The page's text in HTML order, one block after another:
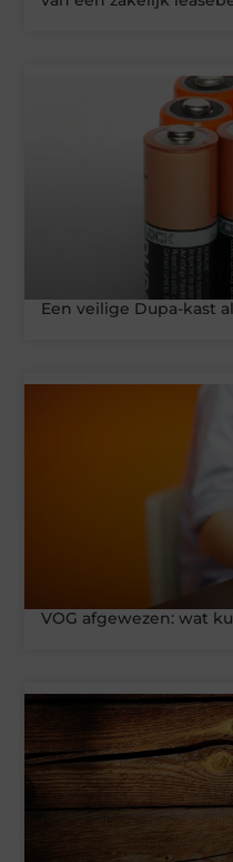
Een veilige Dupa-kast
VOG afgewezen: wat